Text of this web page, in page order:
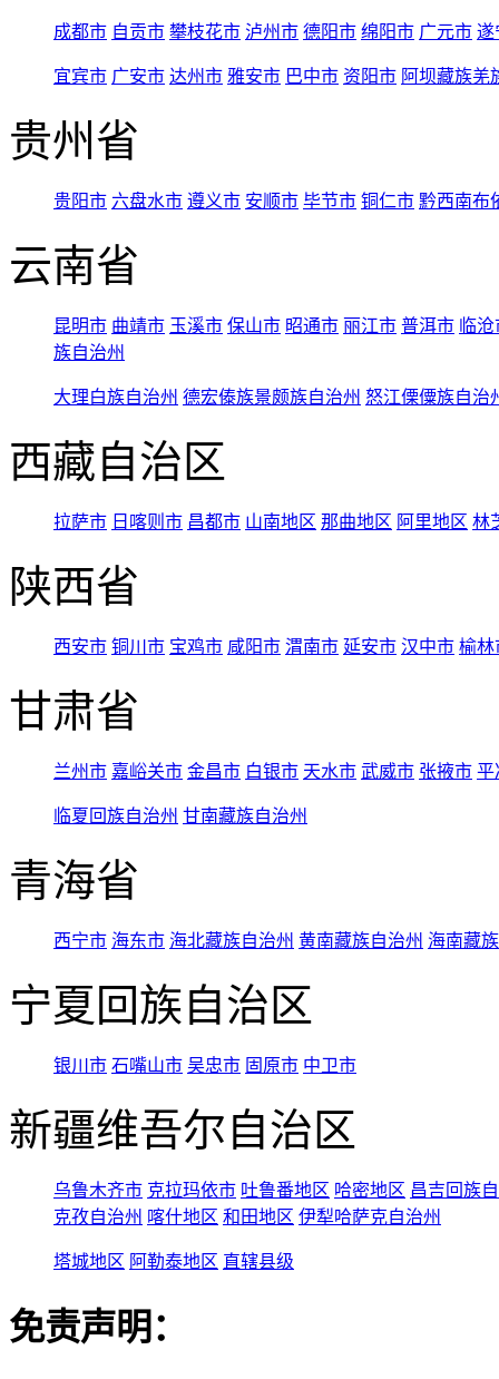
成都市 自贡市 攀枝花市 泸州市 德阳市 绵阳市 广元市 遂
宜宾市 广安市 达州市 雅安市 巴中市 资阳市 阿坝藏族羌
贵州省
贵阳市 六盘水市 遵义市 安顺市 毕节市 铜仁市 黔西南布
云南省
昆明市 曲靖市 玉溪市 保山市 昭通市 丽江市 普洱市 临
族自治州
大理白族自治州 德宏傣族景颇族自治州 怒江傈僳族自治
西藏自治区
拉萨市 日喀则市 昌都市 山南地区 那曲地区 阿里地区 林
陕西省
西安市 铜川市 宝鸡市 咸阳市 渭南市 延安市 汉中市 榆林
甘肃省
兰州市 嘉峪关市 金昌市 白银市 天水市 武威市 张掖市 平
临夏回族自治州 甘南藏族自治州
青海省
西宁市 海东市 海北藏族自治州 黄南藏族自治州 海南藏
宁夏回族自治区
银川市 石嘴山市 吴忠市 固原市 中卫市
新疆维吾尔自治区
乌鲁木齐市 克拉玛依市 吐鲁番地区 哈密地区 昌吉回族
克孜自治州 喀什地区 和田地区 伊犁哈萨克自治州
塔城地区 阿勒泰地区 直辖县级
免责声明：